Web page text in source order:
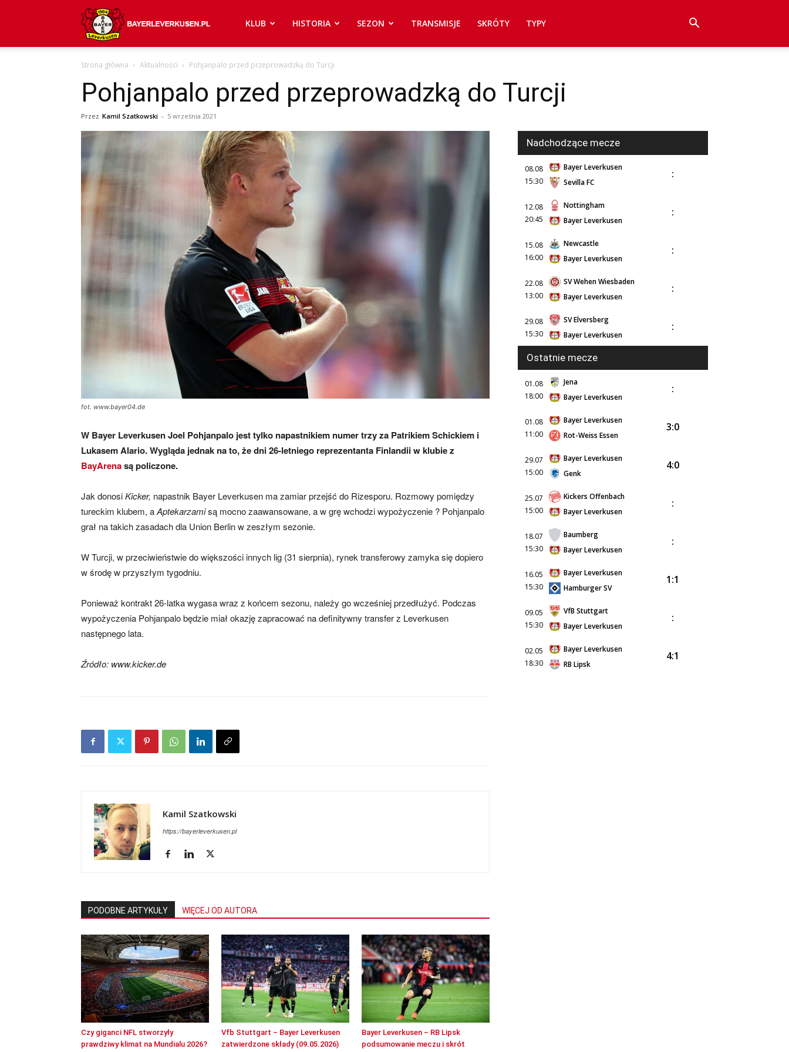
04
Leverkusen
–
aktualności
(transfery,
mecze,
skład)
KLUB HISTORIA SEZON TRANSMISJE SKRÓTY TYPY
Strona główna Aktualności Pohjanpalo przed przeprowadzką do Turcji
Pohjanpalo przed przeprowadzką do Turcji
Przez Kamil Szatkowski - 5 września 2021
fot. www.bayer04.de
W Bayer Leverkusen Joel Pohjanpalo jest tylko napastnikiem numer trzy za Patrikiem Schickiem i
Lukasem Alario. Wygląda jednak na to, że dni 26-letniego reprezentanta Finlandii w klubie z
BayArenasą policzone.
Jak donosiKicker, napastnik Bayer Leverkusen ma zamiar przejść do Rizesporu. Rozmowy pomiędzy
tureckim klubem, aAptekarzamisą mocno zaawansowane, a w grę wchodzi wypożyczenie ? Pohjanpalo
grał na takich zasadach dla Union Berlin w zeszłym sezonie.
W Turcji, w przeciwieństwie do większości innych lig (31 sierpnia), rynek transferowy zamyka się dopiero
w środę w przyszłym tygodniu.
Ponieważ kontrakt 26-latka wygasa wraz z końcem sezonu, należy go wcześniej przedłużyć. Podczas
wypożyczenia Pohjanpalo będzie miał okazję zapracować na definitywny transfer z Leverkusen
następnego lata.
Źródło: www.kicker.de
Kamil Szatkowski
https://bayerleverkusen.pl
PODOBNE ARTYKUŁY WIĘCEJ OD AUTORA
Czy giganci NFL stworzyły
prawdziwy klimat na Mundialu 2026?
Vfb Stuttgart – Bayer Leverkusen
zatwierdzone składy (09.05.2026)
Bayer Leverkusen – RB Lipsk
podsumowanie meczu i skrót
Nadchodzące mecze
08.08
15:30
Bayer Leverkusen
Sevilla FC
:
12.08
20:45
Nottingham
Bayer Leverkusen
:
15.08
16:00
Newcastle
Bayer Leverkusen
:
22.08
13:00
SV Wehen Wiesbaden
Bayer Leverkusen
:
29.08
15:30
SV Elversberg
Bayer Leverkusen
:
Ostatnie mecze
01.08
18:00
Jena
Bayer Leverkusen
:
01.08
11:00
Bayer Leverkusen
Rot-Weiss Essen
3:0
29.07
15:00
Bayer Leverkusen
Genk
4:0
25.07
15:00
Kickers Offenbach
Bayer Leverkusen
:
18.07
15:30
Baumberg
Bayer Leverkusen
:
16.05
15:30
Bayer Leverkusen
Hamburger SV
1:1
09.05
15:30
VfB Stuttgart
Bayer Leverkusen
:
02.05
18:30
Bayer Leverkusen
RB Lipsk
4:1